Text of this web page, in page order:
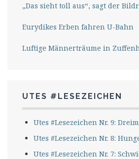
„Das sieht toll aus“, sagt der
Eurydikes Erben fahren U-Bahn
Luftige Männerträume in
UTES #LESEZEICHEN
Utes #Lesezeichen Nr. 9:
Utes #Lesezeichen Nr. 8:
Utes #Lesezeichen Nr. 7: